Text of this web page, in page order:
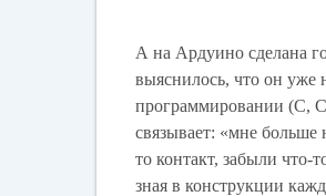
А на Ардуино сделана
выяснилось, что он уже
программировании (С,
связывает: «мне больше
то контакт, забыли что-
зная в конструкции